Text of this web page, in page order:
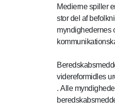
Medierne spiller
stor del af
myndighedernes
videreformidles
. Alle